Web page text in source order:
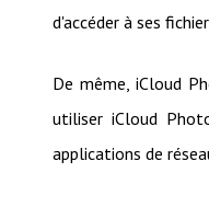
d'accéder à ses
De même, iCloud
utiliser iCloud
applications de